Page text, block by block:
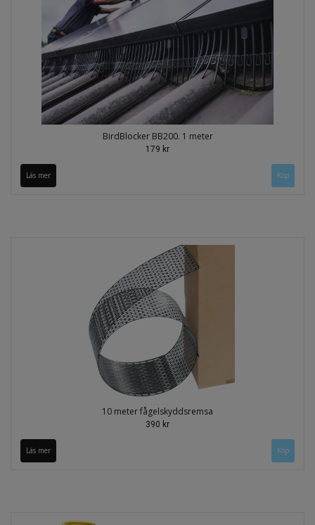
BirdBlocker BB200. 1 meter
179 kr
Läs mer
10 meter fågelskyddsremsa
390 kr
Läs mer Köp